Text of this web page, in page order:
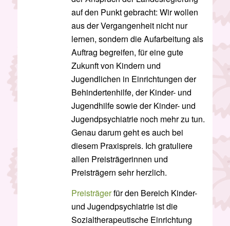
auf den Punkt gebracht: Wir wollen
aus der Vergangenheit nicht nur
lernen, sondern die Aufarbeitung als
Auftrag begreifen, für eine gute
Zukunft von Kindern und
Jugendlichen in Einrichtungen der
Behindertenhilfe, der Kinder- und
Jugendhilfe sowie der Kinder- und
Jugendpsychiatrie noch mehr zu tun.
Genau darum geht es auch bei
diesem Praxispreis. Ich gratuliere
allen Preisträgerinnen und
Preisträgern sehr herzlich.
Preisträgerfür den Bereich Kinder-
und Jugendpsychiatrie ist die
Sozialtherapeutische Einrichtung